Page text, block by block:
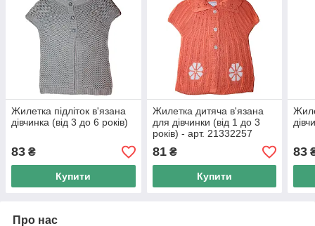
Жилетка підліток в'язана
дівчинка (від 3 до 6 років)
83 ₴
Купити
Жилетка дитяча в'язана
для дівчинки (від 1 до 3
років) - арт. 21332257
81₴
Купити
83
Про нас